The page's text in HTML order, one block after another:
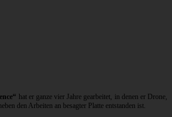
hat er ganze vier Jahre gearbeitet, in denen er Drone,
den Arbeiten an besagter Platte entstanden ist.